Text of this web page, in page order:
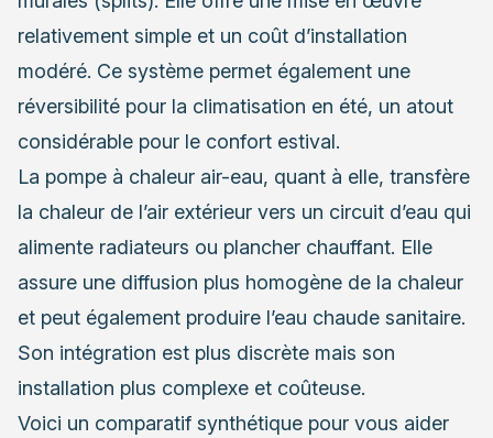
relativement simple et un coût d’installation
modéré. Ce système permet également une
réversibilité pour la climatisation en été, un atout
considérable pour le confort estival.
La pompe à chaleur air-eau, quant à elle, transfère
la chaleur de l’air extérieur vers un circuit d’eau qui
alimente radiateurs ou plancher chauffant. Elle
assure une diffusion plus homogène de la chaleur
et peut également produire l’eau chaude sanitaire.
Son intégration est plus discrète mais son
installation plus complexe et coûteuse.
Voici un comparatif synthétique pour vous aider